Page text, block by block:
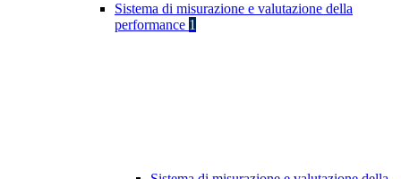
Sistema di misurazione e valutazione della
performance 1